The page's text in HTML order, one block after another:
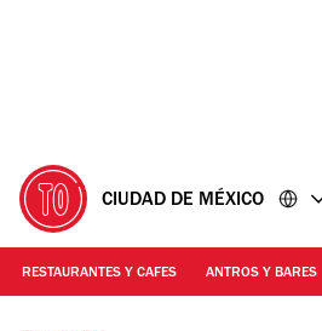
CIUDAD DE MÉXICO
RESTAURANTES Y CAFES ANTROS Y BARES
Foto: Alejandra Carbajal